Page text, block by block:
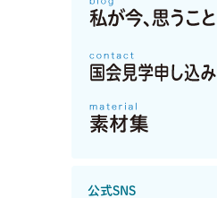
公式SNS